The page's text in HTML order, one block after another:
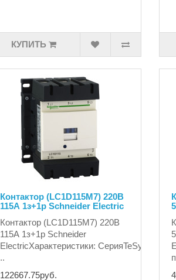
КУПИТЬ
Контактор (LC1D115M7) 220В
115А 1з+1р Schneider Electric
Контактор (LC1D115M7) 220В
115А 1з+1р Schneider
ElectricХарактеристики:
..
122667.75руб.